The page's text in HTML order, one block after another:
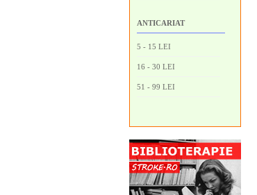
ANTICARIAT
5 - 15 LEI
16 - 30 LEI
51 - 99 LEI